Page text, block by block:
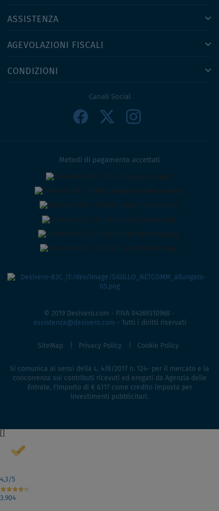
ASSISTENZA
AGEVOLAZIONI FISCALI
CONDIZIONI
Canali Social
Metodi di pagamento accettati
© 2019 Desivero.com - P.IVA 04369310968 -
assistenza@desivero.com - Tutti i diritti riservati
SiteMap Privacy Policy Cookie Policy
Si comunica ai sensi della L. 4/8/2017 n. 124- per il mercato e la
concorrenza sui contributi ricevuti ed erogati da Agenzia delle
Entrate, l'importo di € 6.117 come credito imposta per
investimenti pubblicitari.
4,3 /5
3.904